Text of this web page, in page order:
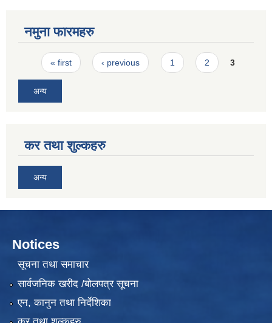
नमुना फारमहरु
Pages
« first ‹ previous 1 2 3
अन्य
कर तथा शुल्कहरु
अन्य
Notices
सूचना तथा समाचार
सार्वजनिक खरीद /बोलपत्र सूचना
एन, कानुन तथा निर्देशिका